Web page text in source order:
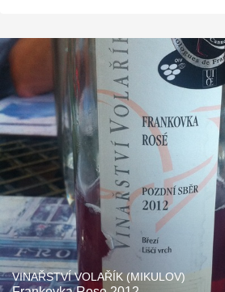
VINAŘSTVÍ VOLAŘÍK (MIKULOV)